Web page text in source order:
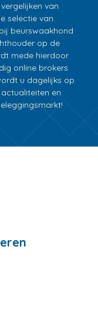
van
selectie van
beurswaakhond
op de
mede hierdoor
online brokers
u dagelijks op
en